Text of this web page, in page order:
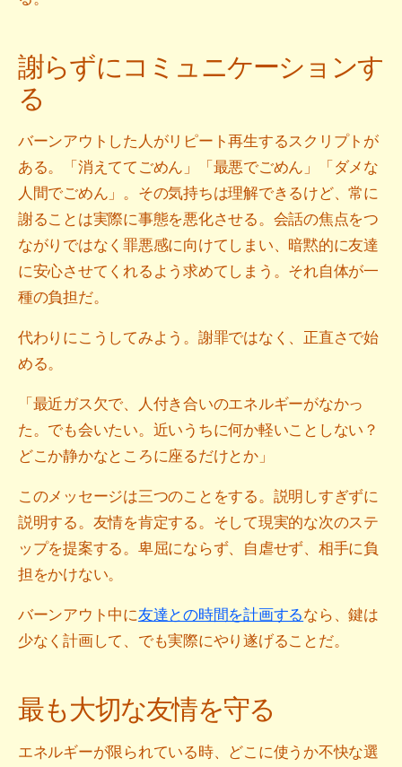
謝らずにコミュニケーションす
る
バーンアウトした人がリピート再生するスクリプトが
ある。「消えててごめん」「最悪でごめん」「ダメな
人間でごめん」。その気持ちは理解できるけど、常に
謝ることは実際に事態を悪化させる。会話の焦点をつ
ながりではなく罪悪感に向けてしまい、暗黙的に友達
に安心させてくれるよう求めてしまう。それ自体が一
種の負担だ。
代わりにこうしてみよう。謝罪ではなく、正直さで始
める。
「最近ガス欠で、人付き合いのエネルギーがなかっ
た。でも会いたい。近いうちに何か軽いことしない？
どこか静かなところに座るだけとか」
このメッセージは三つのことをする。説明しすぎずに
説明する。友情を肯定する。そして現実的な次のステ
ップを提案する。卑屈にならず、自虐せず、相手に負
担をかけない。
バーンアウト中に友達との時間を計画するなら、鍵は
少なく計画して、でも実際にやり遂げることだ。
最も大切な友情を守る
エネルギーが限られている時、どこに使うか不快な選